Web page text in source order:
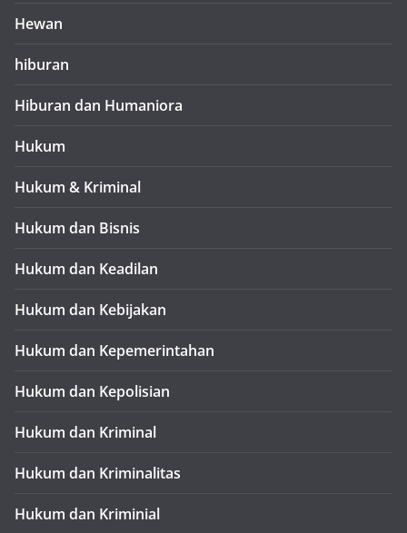
Hewan
hiburan
Hiburan dan Humaniora
Hukum
Hukum & Kriminal
Hukum dan Bisnis
Hukum dan Keadilan
Hukum dan Kebijakan
Hukum dan Kepemerintahan
Hukum dan Kepolisian
Hukum dan Kriminal
Hukum dan Kriminalitas
Hukum dan Kriminial